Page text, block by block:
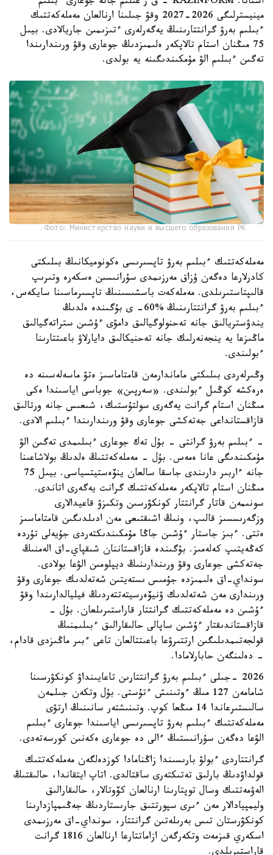
مينيسترلىگى 2026-2027 وقۋ جىلىنا ارنالعان مەملەكەتتىك
ءبىلىم بەرۋ گرانتتارىنىڭ يەگەرلەرى ءتىزىمىن جاريالادى. بيىل
75 مىڭنان استام تالاپكەر ەلىمىزدىڭ جوعارى وقۋ ورىندارىندا
تەگىن ءبىلىم الۋ مۇمكىندىگىنە يە بولدى.
Фото: Министерство науки и высшего образования РК.
مەملەكەتتىك ءبىلىم بەرۋ تاپسىرىسى ەكونوميكانىڭ بىلىكتى
كادرلارعا دەگەن ۇزاق مەرزىمدى سۇرانىسىن ەسكەرە وتىرىپ
قالىپتاستىرىلدى. مەملەكەت باسشىسىنىڭ تاپسىرماسىنا سايكەس،
ءبىلىم بەرۋ گرانتتارىنىڭ %60- ى بۇگىندە ەلدىڭ
يندۋستريالىق جانە تەحنولوگيالىق دامۋى ءۇشىن ستراتەگيالىق
ماڭىزعا يە ينجەنەرلىك جانە تەحنيكالىق دايارلاۋ باعىتتارىنا
ءبولىندى.
وڭىرلەردى بىلىكتى ماماندارمەن قامتاماسىز ەتۋ ماسەلەسىنە دە
ەرەكشە كوڭىل ءبولىندى. «سەرپىن» جوباسى اياسىندا ەكى
مىڭنان استام گرانت يەگەرى سولتۇستىك، شىعىس جانە ورتالىق
قازاقستانداعى جەتەكشى جوعارى وقۋ ورىندارىندا ءبىلىم الادى.
- ءبىلىم بەرۋ گرانتى - بۇل تەك جوعارى ءبىلىمدى تەگىن الۋ
مۇمكىندىگى عانا ەمەس. بۇل - مەملەكەتتىڭ ەلدىڭ بولاشاعىنا
جانە ءاربىر دارىندى جاسقا سالعان ينۆەستيتسياسى. بيىل 75
مىڭنان استام تالاپكەر مەملەكەتتىك گرانت يەگەرى اتاندى.
سونىمەن قاتار گرانتتار كونكۋرسىن وتكىزۋ قاعيدالارى
وزگەرىسسىز قالىپ، ونىڭ اشىقتىعى مەن ادىلدىگىن قامتاماسىز
ەتتى. ءبىز جاستار ءۇشىن جاڭا مۇمكىندىكتەردى جۇيەلى تۇردە
كەڭەيتىپ كەلەمىز. بۇگىندە قازاقستاننان شىقپاي-اق الەمنىڭ
جەتەكشى جوعارى وقۋ ورىندارىنىڭ ديپلومىن الۋعا بولادى.
سونداي-اق ەلىمىزدە جۇمىس ىستەيتىن شەتەلدىك جوعارى وقۋ
ورىندارى مەن شەتەلدىك ۋنيۆەرسيتەتتەردىڭ فيليالدارىندا وقۋ
ءۇشىن دە مەملەكەتتىك گرانتتار قاراستىرىلعان. بۇل -
قازاقستاندىقتار ءۇشىن ساپالى حالىقارالىق ءبىلىمنىڭ
قولجەتىمدىلىگىن ارتتىرۋعا باعىتتالعان تاعى ءبىر ماڭىزدى قادام،
- دەلىنگەن حابارلامادا.
2026 -جىلى ءبىلىم بەرۋ گرانتتارىن تاعايىنداۋ كونكۋرسىنا
شامامەن 127 مىڭ ءوتىنىش ءتۇستى. بۇل وتكەن جىلمەن
سالىستىرعاندا 14 مىڭعا كوپ. وتىنىشتەر سانىنىڭ ارتۋى
مەملەكەتتىك ءبىلىم بەرۋ تاپسىرىسى اياسىندا جوعارى ءبىلىم
الۋعا دەگەن سۇرانىستىڭ ءالى دە جوعارى ەكەنىن كورسەتەدى.
گرانتتاردى ءبولۋ بارىسىندا زاڭنامادا كوزدەلگەن مەملەكەتتىك
قولداۋدىڭ بارلىق تەتىكتەرى ساقتالدى. اتاپ ايتقاندا، حالىقتىڭ
الەۋمەتتىك وسال توپتارىنا ارنالعان كۆوتالار، حالىقارالىق
وليمپيادالار مەن ءىرى سپورتتىق جارىستاردىڭ جەڭىمپازدارىنا
كونكۋرستان تىس بەرىلەتىن گرانتتار، سونداي-اق مەرزىمدى
اسكەري قىزمەت وتكەرگەن ازاماتتارعا ارنالعان 1816 گرانت